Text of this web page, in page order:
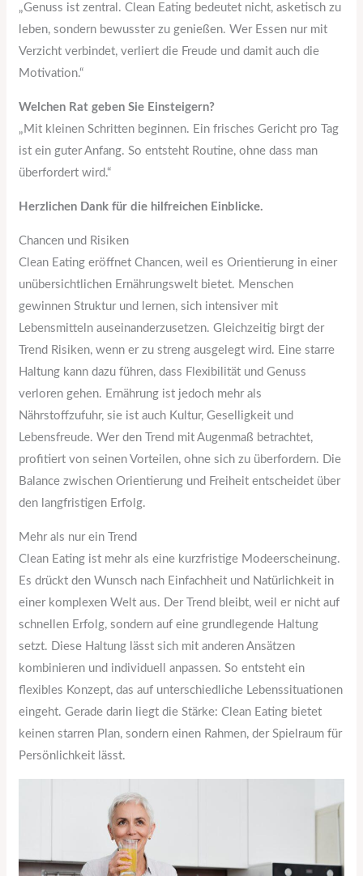
„Genuss ist zentral. Clean Eating bedeutet nicht, asketisch zu
leben, sondern bewusster zu genießen. Wer Essen nur mit
Verzicht verbindet, verliert die Freude und damit auch die
Motivation.“
Welchen Rat geben Sie Einsteigern?
„Mit kleinen Schritten beginnen. Ein frisches Gericht pro Tag
ist ein guter Anfang. So entsteht Routine, ohne dass man
überfordert wird.“
Herzlichen Dank für die hilfreichen Einblicke.
Chancen und Risiken
Clean Eating eröffnet Chancen, weil es Orientierung in einer
unübersichtlichen Ernährungswelt bietet. Menschen
gewinnen Struktur und lernen, sich intensiver mit
Lebensmitteln auseinanderzusetzen. Gleichzeitig birgt der
Trend Risiken, wenn er zu streng ausgelegt wird. Eine starre
Haltung kann dazu führen, dass Flexibilität und Genuss
verloren gehen. Ernährung ist jedoch mehr als
Nährstoffzufuhr, sie ist auch Kultur, Geselligkeit und
Lebensfreude. Wer den Trend mit Augenmaß betrachtet,
profitiert von seinen Vorteilen, ohne sich zu überfordern. Die
Balance zwischen Orientierung und Freiheit entscheidet über
den langfristigen Erfolg.
Mehr als nur ein Trend
Clean Eating ist mehr als eine kurzfristige Modeerscheinung.
Es drückt den Wunsch nach Einfachheit und Natürlichkeit in
einer komplexen Welt aus. Der Trend bleibt, weil er nicht auf
schnellen Erfolg, sondern auf eine grundlegende Haltung
setzt. Diese Haltung lässt sich mit anderen Ansätzen
kombinieren und individuell anpassen. So entsteht ein
flexibles Konzept, das auf unterschiedliche Lebenssituationen
eingeht. Gerade darin liegt die Stärke: Clean Eating bietet
keinen starren Plan, sondern einen Rahmen, der Spielraum für
Persönlichkeit lässt.